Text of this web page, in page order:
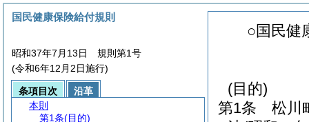
○国民健
(目的)
第1条
松川
国民健康保険給付規則
昭和37年7月13日 規則第1号
(令和6年12月2日施行)
条項目次
沿革
本則
第1条(目的)